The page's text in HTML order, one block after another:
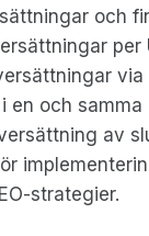
och
per
via
en och samma
av
strategier.